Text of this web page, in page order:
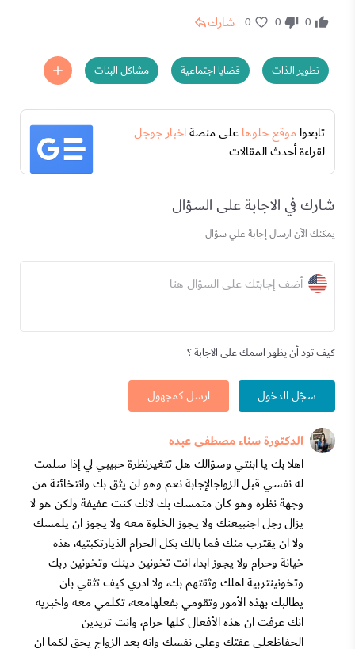
0
0
0 شارك
تطوير الذات قضايا اجتماعية مشاكل البنات
تابعواموقع حلوهاعلى منصةاخبار جوجل
لقراءة أحدث المقالات
شارك في الاجابة على السؤال
يمكنك الآن ارسال إجابة علي سؤال
أضف إجابتك على السؤال هنا
كيف تود أن يظهر اسمك على الاجابة ؟
سجّل الدخول ارسل كمجهول
الدكتورة سناء مصطفى عبده
اهلا بك يا ابنتي وسؤالك هل تتغيرنظرة حبيبي لي إذا سلمت
له نفسي قبل الزواجالإجابة نعم وهو لن يثق بك وانتخائنة من
وجهة نظره وهو كان متمسك بك لانك كنت عفيفة ولكن هو لا
يزال رجل اجنبيعنك ولا يجوز الخلوة معه ولا يجوز ان يلمسك
ولا ان يقترب منك فما بالك بكل الحرام الذيارتكبتيه، هذه
خيانة وحرام ولا يجوز ابدا، انت تخونين دينك وتخونين ربك
وتخونينتربية اهلك وثقتهم بك، ولا ادري كيف تثقي بان
يطالبك بهذه الأمور وتقومي بفعلهامعه، تكلمي معه واخبريه
انك عرفت ان هذه الأفعال كلها حرام، وانت تريدين
الحفاظعلى عفتك وعلى نفسك وانه بعد الزواج يحق لكما ان